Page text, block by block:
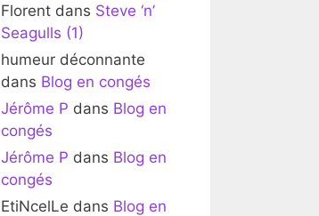
Florent dans Steve ‘n’
Seagulls (1)
humeur déconnante
dans Blog en congés
Jérôme P dans Blog en
congés
Jérôme P dans Blog en
congés
EtiNcelLe dans Blog en